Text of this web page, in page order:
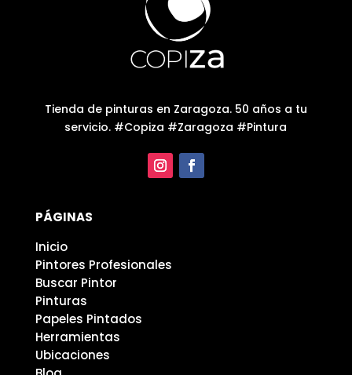
Tienda de pinturas en Zaragoza. 50 años a tu
servicio. #Copiza #Zaragoza #Pintura
PÁGINAS
Inicio
Pintores Profesionales
Buscar Pintor
Pinturas
Papeles Pintados
Herramientas
Ubicaciones